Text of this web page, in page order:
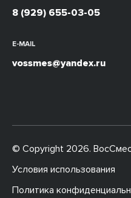
8 (929) 655-03-05
E-MAIL
vossmes@yandex.ru
© Copyright 2026.
Условия использования
Политика